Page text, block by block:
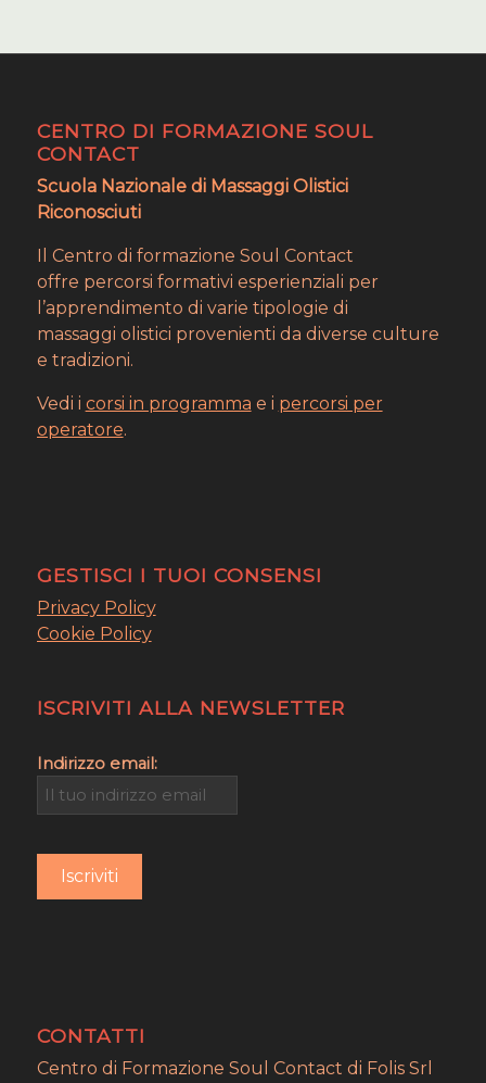
CENTRO DI FORMAZIONE SOUL
CONTACT
Scuola Nazionale di Massaggi Olistici
Riconosciuti
Il Centro di formazione Soul Contact
offre percorsi formativi esperienziali per
l’apprendimento di varie tipologie di
massaggi olistici provenienti da diverse culture
e tradizioni.
Vedi i corsi in programma e i percorsi per
operatore.
GESTISCI I TUOI CONSENSI
Privacy Policy
Cookie Policy
ISCRIVITI ALLA NEWSLETTER
Indirizzo email:
CONTATTI
Centro di Formazione Soul Contact di Folis Srl